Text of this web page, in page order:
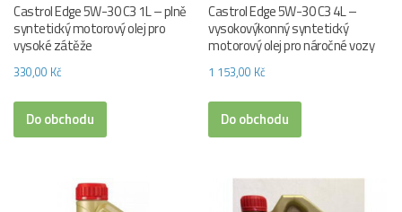
Castrol Edge 5W-30 C3 1L – plně
syntetický motorový olej pro
vysoké zátěže
330,00 Kč
Do obchodu
Castrol Edge 5W-30 C3 4L –
vysokovýkonný syntetický
motorový olej pro náročné vozy
1 153,00 Kč
Do obchodu